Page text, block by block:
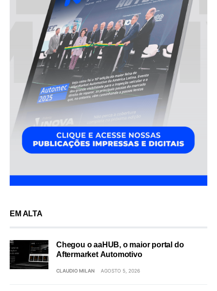
EM ALTA
Chegou o aaHUB, o maior portal do
Aftermarket Automotivo
CLAUDIO MILAN AGOSTO 5, 2026